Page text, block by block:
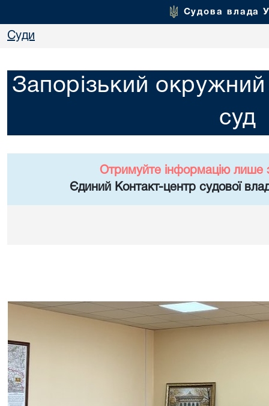
Судова влада
Суди
Запорізький окружний
суд
Отримуйте інформацію лише
Єдиний Контакт-центр судової